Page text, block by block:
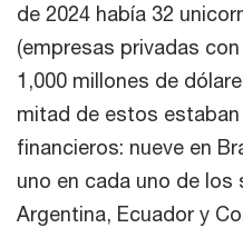
de 2024 había 32
(empresas privadas
1,000 millones de
mitad de estos
financieros: nueve en
uno en cada uno de los
Argentina, Ecuador y